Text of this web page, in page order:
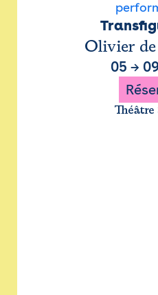
Olivier
05 →
Théâtre